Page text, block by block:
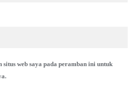
situs web saya pada peramban ini untuk